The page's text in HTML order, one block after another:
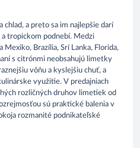
a preto sa im najlepšie darí
tropickom podnebí. Medzi
Brazília, Srí Lanka, Florida,
s citrónmi neobsahujú limetky
vôňu a kyslejšiu chuť, a
využitie. V predajniach
rozličných druhov limetiek od
sú praktické balenia v
rozmanité podnikateľské